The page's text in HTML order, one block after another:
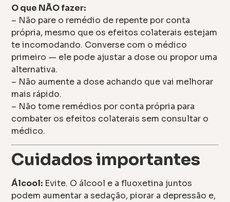
O que NÃO fazer:
– Não pare o remédio de repente por conta
própria, mesmo que os efeitos colaterais estejam
te incomodando. Converse com o médico
primeiro — ele pode ajustar a dose ou propor uma
alternativa.
– Não aumente a dose achando que vai melhorar
mais rápido.
– Não tome remédios por conta própria para
combater os efeitos colaterais sem consultar o
médico.
Cuidados importantes
Álcool: Evite. O álcool e a fluoxetina juntos
podem aumentar a sedação, piorar a depressão e,